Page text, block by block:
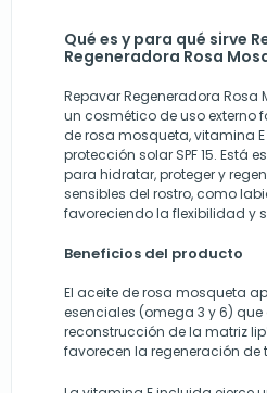
Qué es y para qué sirve
Regeneradora Rosa
Repavar Regeneradora Rosa
un cosmético de uso externo
de rosa mosqueta, vitamina
protección solar SPF 15. Está
para hidratar, proteger y
sensibles del rostro, como
favoreciendo la flexibilidad y
Beneficios del producto
El aceite de rosa mosqueta
esenciales (omega 3 y 6)
reconstrucción de la matriz
favorecen la regeneración de